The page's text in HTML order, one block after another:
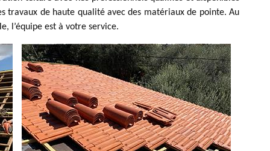
travaux de haute qualité avec des matériaux de pointe. Au
l’équipe est à votre service.